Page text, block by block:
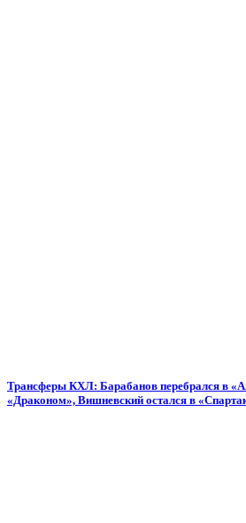
Трансферы КХЛ: Барабанов перебрался в
«Драконом», Вишневский остался в